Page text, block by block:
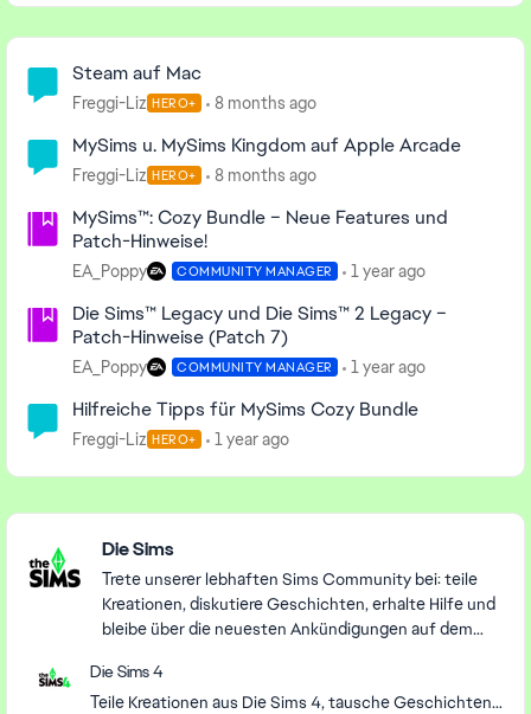
nichts mehr machen Verbindung WLan Bitte wähle deine
Region Europa Land Schweiz Zusätzliches Feedback
Erntezeit kochen die Mission müste ich mache was aber
nicht möglich ist ‌ Hallo Seit das aktuelle Event aktiv ist
,Kahn ich die Mission Erntezeit kochen im Restaurant
nicht aktivieren, des wegen kahn ich bei Mission 13 nicht
weiter machen.
Community Highlights
Steam auf Mac
Freggi-Liz HERO+ 8 months ago
MySims u. MySims Kingdom auf Apple Arcade
Freggi-Liz HERO+ 8 months ago
MySims™: Cozy Bundle – Neue Features und
Patch-Hinweise!
EA_Poppy COMMUNITY MANAGER 1 year ago
Die Sims™ Legacy und Die Sims™ 2 Legacy –
Patch-Hinweise (Patch 7)
EA_Poppy COMMUNITY MANAGER 1 year ago
Hilfreiche Tipps für MySims Cozy Bundle
Freggi-Liz HERO+ 1 year ago
Featured Places
Die Sims
Trete unserer lebhaften Sims Community bei: teile
Kreationen, diskutiere Geschichten, erhalte Hilfe und
bleibe über die neuesten Ankündigungen auf dem
Die Sims 4
Teile Kreationen aus Die Sims 4, tausche Geschichten